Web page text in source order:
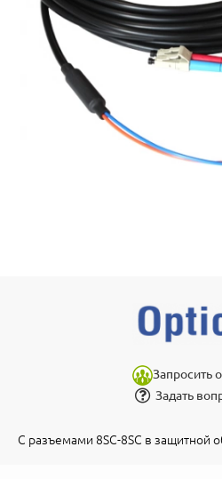
Запросить
Задать
С разъемами 8SC-8SC в защитной